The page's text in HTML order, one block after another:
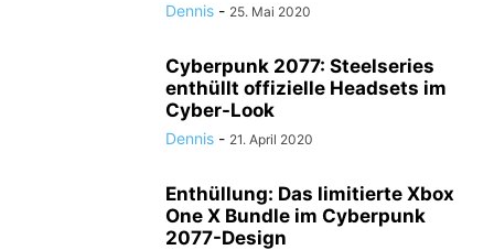
Dennis - 25. Mai 2020
Cyberpunk 2077: Steelseries
enthüllt offizielle Headsets im
Cyber-Look
Dennis - 21. April 2020
Enthüllung: Das limitierte Xbox
One X Bundle im Cyberpunk
2077-Design